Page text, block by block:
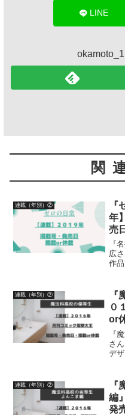
LINE
関
連載（年別）②
『
年
売日
『
広
作
連載（年別）②
『
０
or
『
さ
デ
or
連載（年別）②
『
編
発